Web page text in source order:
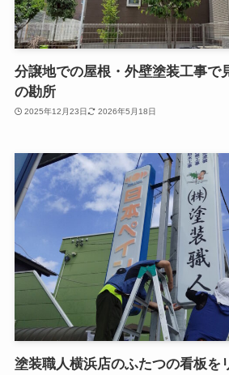
分譲地での屋根・外壁塗装工事で
の勘所
2025年12月23日 2026年5月18日
塗装職人横浜店のふたつの看板を